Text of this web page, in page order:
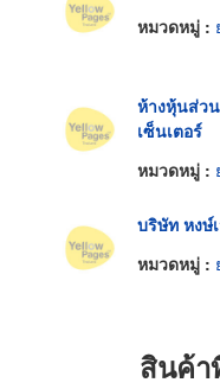
หมวดหมู่ :
ห้างหุ้นส่ว
เซ็นเตอร์
หมวดหมู่ :
บริษัท หงษ์
หมวดหมู่ :
สินค้